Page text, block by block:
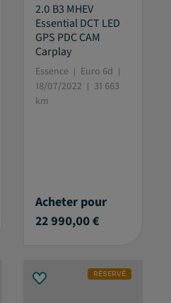
2.0 B3 MHEV
Essential DCT LED
GPS PDC CAM
Carplay
Essence
Euro 6d
18/07/2022
31 663
km
Acheter pour
22 990,00 €
RÉSERVÉ